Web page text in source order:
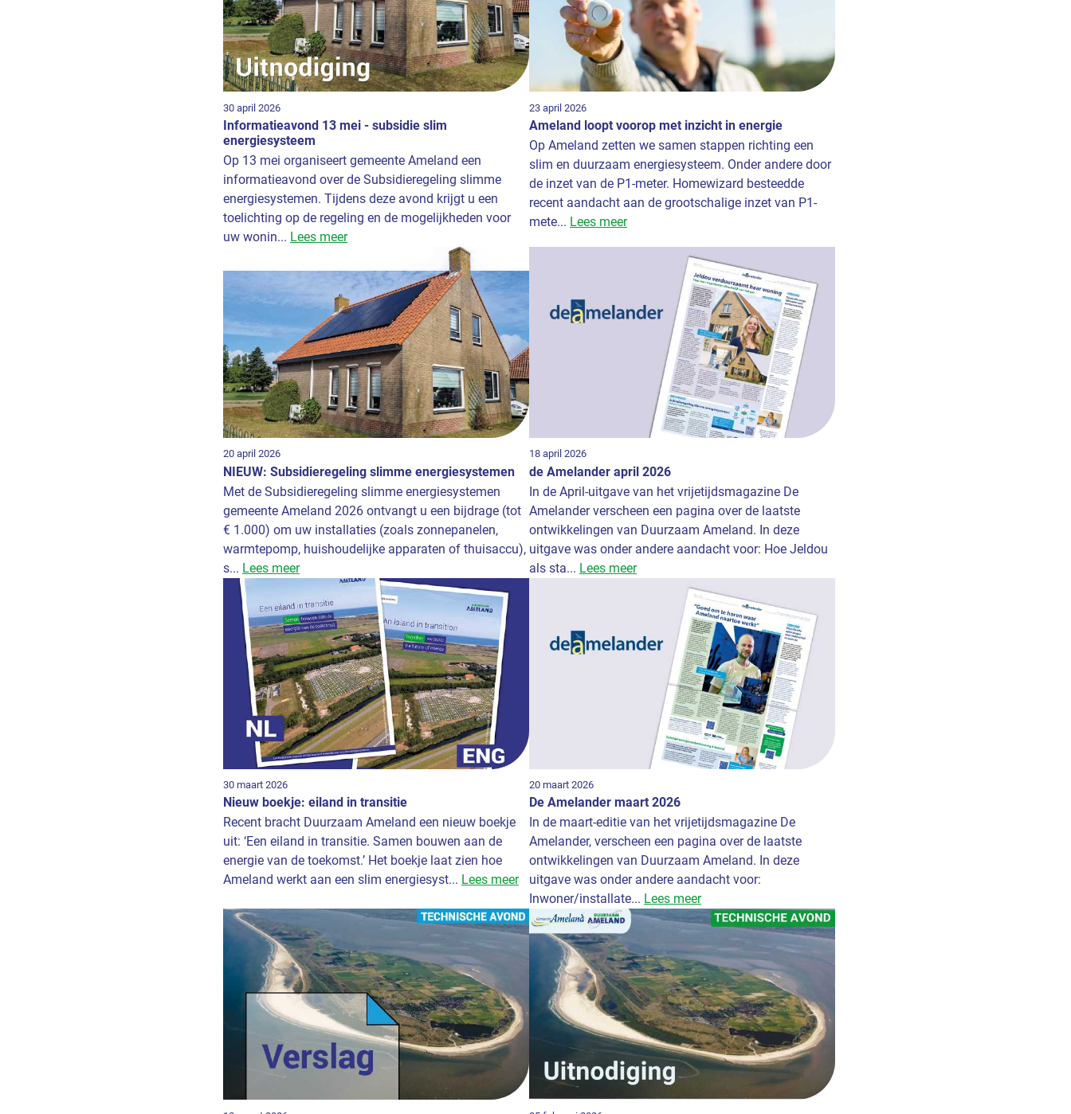
30 april 2026
Informatieavond 13 mei - subsidie slim
energiesysteem
Op 13 mei organiseert gemeente Ameland een
informatieavond over de Subsidieregeling slimme
energiesystemen. Tijdens deze avond krijgt u een
toelichting op de regeling en de mogelijkheden voor
uw wonin... Lees meer
23 april 2026
Ameland loopt voorop met inzicht in energie
Op Ameland zetten we samen stappen richting een
slim en duurzaam energiesysteem. Onder andere door
de inzet van de P1-meter. Homewizard besteedde
recent aandacht aan de grootschalige inzet van P1-
mete... Lees meer
20 april 2026
NIEUW: Subsidieregeling slimme energiesystemen
Met de Subsidieregeling slimme energiesystemen
gemeente Ameland 2026 ontvangt u een bijdrage (tot
€ 1.000) om uw installaties (zoals zonnepanelen,
warmtepomp, huishoudelijke apparaten of thuisaccu),
s... Lees meer
18 april 2026
de Amelander april 2026
In de April-uitgave van het vrijetijdsmagazine De
Amelander verscheen een pagina over de laatste
ontwikkelingen van Duurzaam Ameland. In deze
uitgave was onder andere aandacht voor: Hoe Jeldou
als sta... Lees meer
30 maart 2026
Nieuw boekje: eiland in transitie
Recent bracht Duurzaam Ameland een nieuw boekje
uit: ‘Een eiland in transitie. Samen bouwen aan de
energie van de toekomst.’ Het boekje laat zien hoe
Ameland werkt aan een slim energiesyst... Lees meer
20 maart 2026
De Amelander maart 2026
In de maart-editie van het vrijetijdsmagazine De
Amelander, verscheen een pagina over de laatste
ontwikkelingen van Duurzaam Ameland. In deze
uitgave was onder andere aandacht voor:
Inwoner/installate... Lees meer